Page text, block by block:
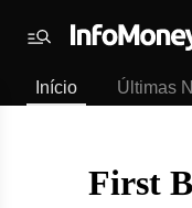
padrão
Últimas
Menu
Início Últimas
First